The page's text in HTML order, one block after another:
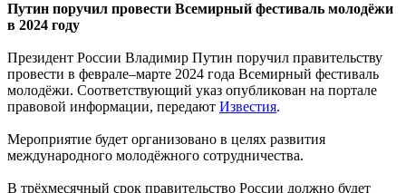
Путин поручил провести Всемирный фестиваль молодёжи
в 2024 году
Президент России Владимир Путин поручил правительству
провести в феврале–марте 2024 года Всемирный фестиваль
молодёжи. Соответствующий указ опубликован на портале
правовой информации, передают Известия.
Мероприятие будет организовано в целях развития
международного молодёжного сотрудничества.
В трёхмесячный срок правительство России должно будет